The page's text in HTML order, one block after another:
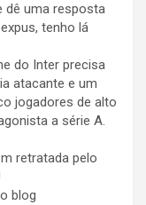
dê uma resposta
tenho lá
do Inter precisa
atacante e um
jogadores de alto
a série A.
retratada pelo
blog